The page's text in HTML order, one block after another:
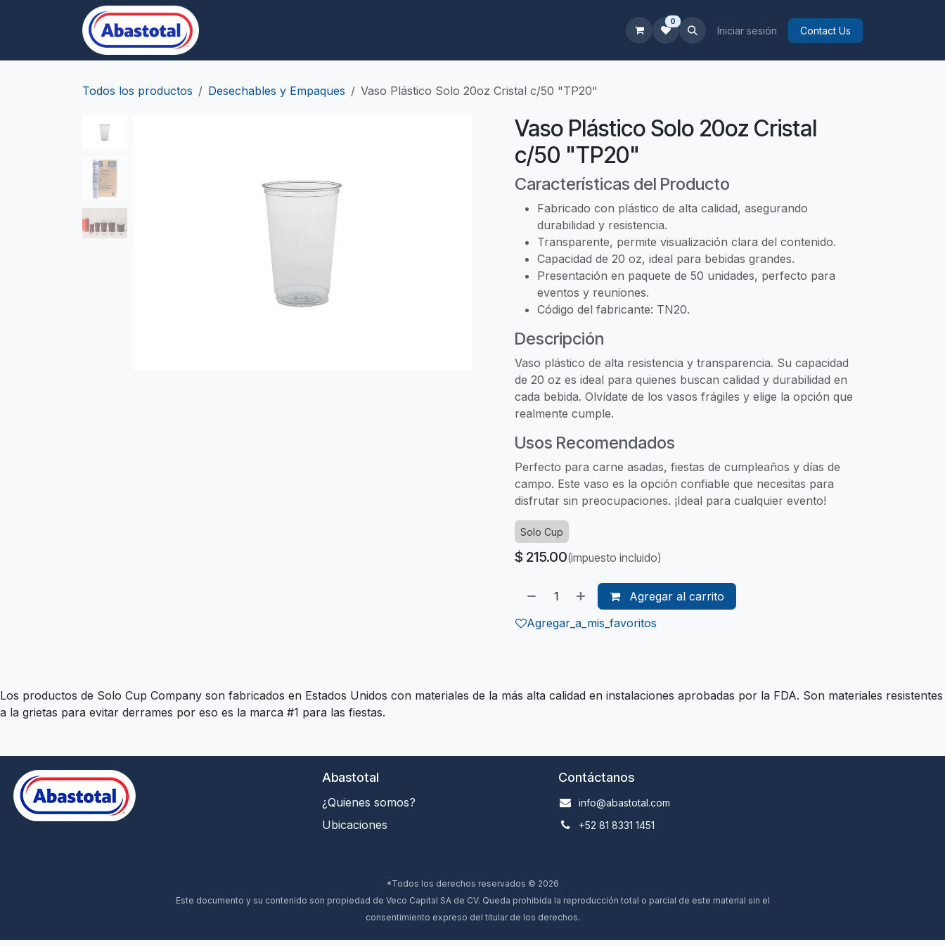
0
Iniciar sesión Contact Us
Todos los productos Desechables y Empaques Vaso Plástico Solo 20oz Cristal c/50 "TP20"
Vaso Plástico Solo 20oz Cristal
c/50 "TP20"
Características del Producto
Fabricado con plástico de alta calidad, asegurando
durabilidad y resistencia.
Transparente, permite visualización clara del contenido.
Capacidad de 20 oz, ideal para bebidas grandes.
Presentación en paquete de 50 unidades, perfecto para
eventos y reuniones.
Código del fabricante: TN20.
Descripción
Vaso plástico de alta resistencia y transparencia. Su capacidad
de 20 oz es ideal para quienes buscan calidad y durabilidad en
cada bebida. Olvídate de los vasos frágiles y elige la opción que
realmente cumple.
Usos Recomendados
Perfecto para carne asadas, fiestas de cumpleaños y días de
campo. Este vaso es la opción confiable que necesitas para
disfrutar sin preocupaciones. ¡Ideal para cualquier evento!
Solo Cup
$ 215.00(impuesto incluido)
Agregar al carrito
Agregar_a_mis_favoritos
Los productos de Solo Cup Company son fabricados en Estados Unidos con materiales de la más alta calidad en instalaciones aprobadas por la FDA. Son materiales resistentes
a la grietas para evitar derrames por eso es la marca #1 para las fiestas.
*Todos los derechos reservados © 2026
Este documento y su contenido son propiedad de Veco Capital SA de CV. Queda prohibida la reproducción total o parcial de este material sin el
consentimiento expreso del titular de los derechos.
Abastotal
¿Quienes somos?
Ubicaciones
Contáctanos
info@abastotal.com
+52 81 8331 1451